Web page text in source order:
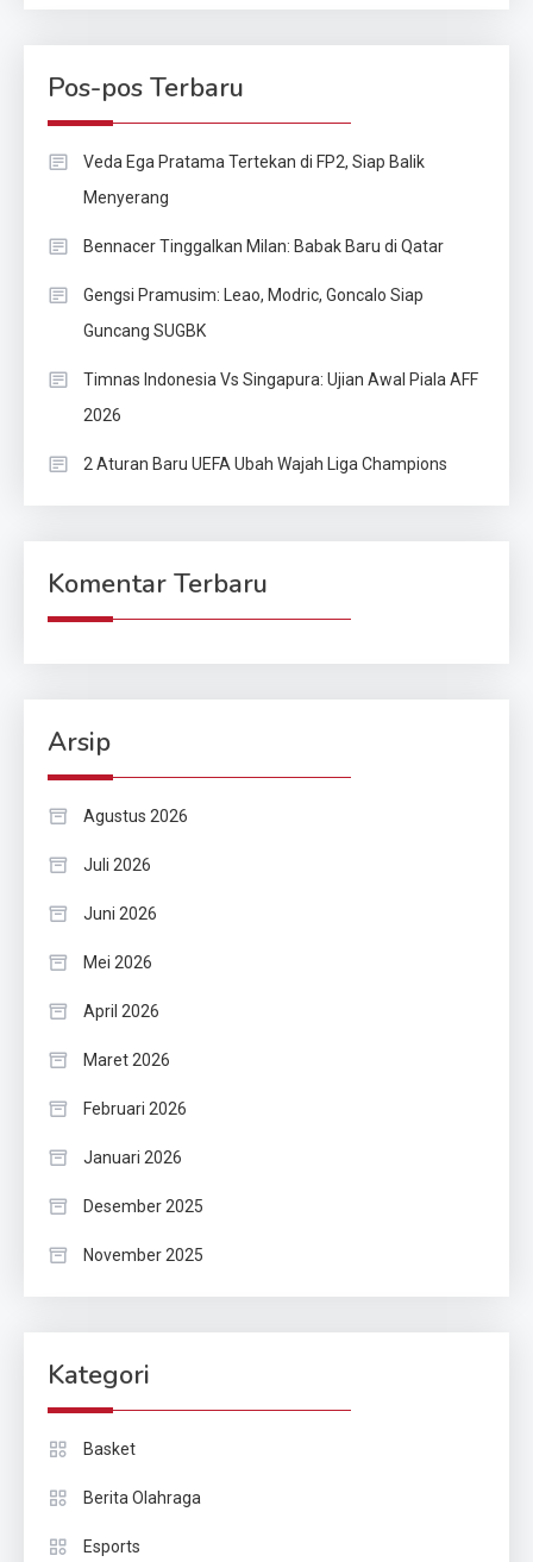
Pos-pos Terbaru
Veda Ega Pratama Tertekan di FP2, Siap Balik
Menyerang
Bennacer Tinggalkan Milan: Babak Baru di Qatar
Gengsi Pramusim: Leao, Modric, Goncalo Siap
Guncang SUGBK
Timnas Indonesia Vs Singapura: Ujian Awal Piala AFF
2026
2 Aturan Baru UEFA Ubah Wajah Liga Champions
Komentar Terbaru
Arsip
Agustus 2026
Juli 2026
Juni 2026
Mei 2026
April 2026
Maret 2026
Februari 2026
Januari 2026
Desember 2025
November 2025
Kategori
Basket
Berita Olahraga
Esports